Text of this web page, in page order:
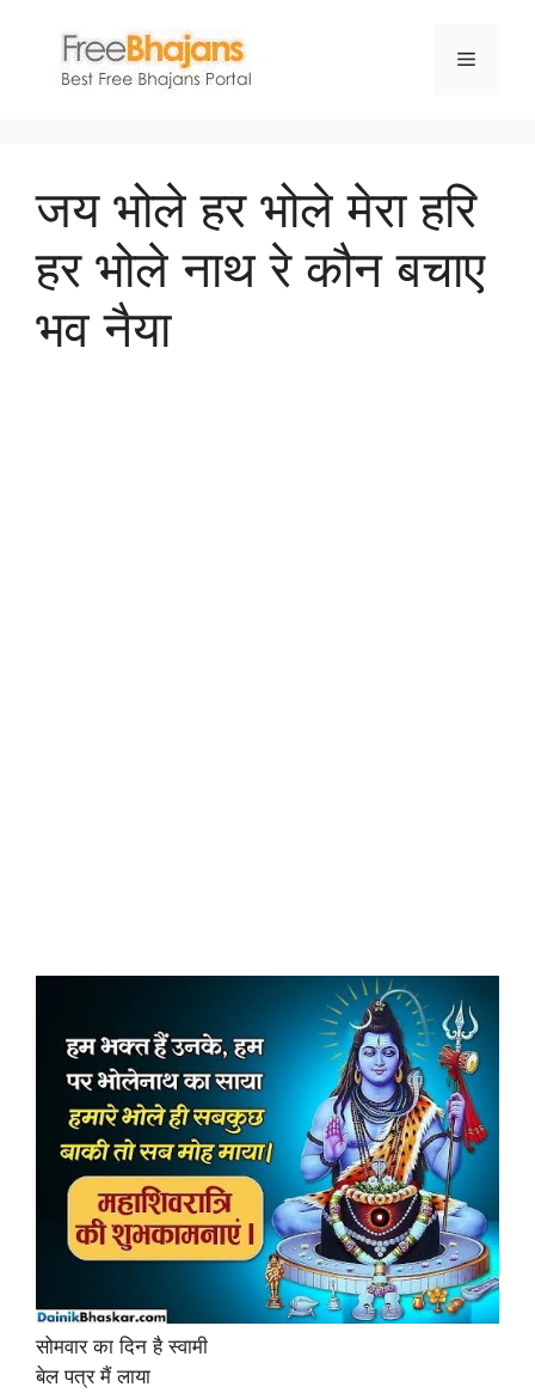
content
Menu
जय भोले हर भोले मेरा हरि
हर भोले नाथ रे कौन बचाए
भव नैया
सोमवार का दिन है स्वामी
बेल पत्र मैं लाया